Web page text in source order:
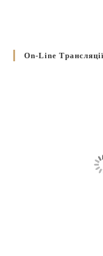
On-Line